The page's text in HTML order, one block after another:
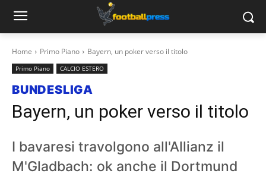
Home Primo Piano Bayern, un poker verso il titolo
Primo Piano CALCIO ESTERO
BUNDESLIGA
Bayern, un poker verso il titolo
I bavaresi travolgono all'Allianz il
M'Gladbach: ok anche il Dortmund